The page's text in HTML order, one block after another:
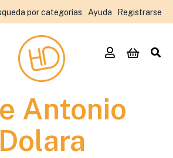
por categorías Ayuda Registrarse
Antonio
Dolara